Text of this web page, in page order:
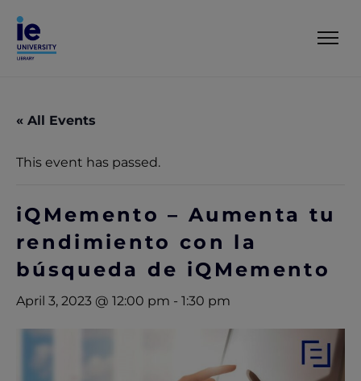
« All Events
This event has passed.
iQMemento – Aumenta tu
rendimiento con la
búsqueda de iQMemento
April 3, 2023 @ 12:00 pm - 1:30 pm